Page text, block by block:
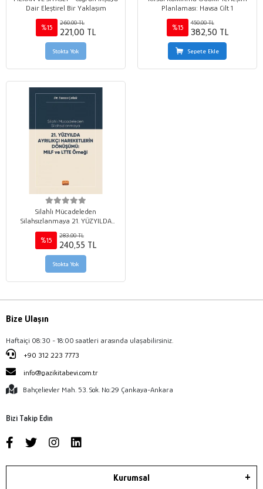
Dair Eleştirel Bir Yaklaşım
%15
260,00 TL
221,00 TL
Stokta Yok
Planlaması: Havsa Cilt 1
%15
450,00 TL
382,50 TL
Sepete Ekle
Silahlı Mücadeleden
Silahsızlanmaya 21. YÜZYILDA
AYRILIKÇI HAREKETLERİN
DÖNÜŞÜMÜ MILF ve LTTE Örneği
%15
283,00 TL
240,55 TL
Stokta Yok
Bize Ulaşın
Haftaiçi 08:30 - 18:00 saatleri arasında ulaşabilirsiniz.
+90 312 223 7773
info@gazikitabevi.com.tr
Bahçelievler Mah. 53. Sok. No:29 Çankaya-Ankara
Bizi Takip Edin
Kurumsal